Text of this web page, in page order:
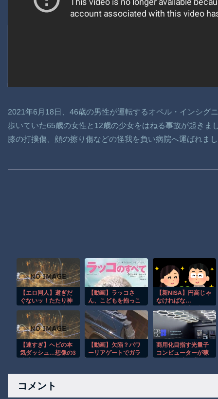
2021年6月18日、46歳の男性が運転するオペル・インシグ
歩いていた65歳の女性と12歳の少女をはねる事故が起きま
膝の打撲傷、顔の擦り傷などの怪我を負い病院へ運ばれま
【エロ同人】逝ぎだ
ぐないッ！たたり神
【因習村編 第二話】
【動画】ラッコさ
ん、こどもを抱っこ
【新NISA】円高じゃ
なければな…
損益
【速すぎ】ヘビの本
気ダッシュ…想像の3
【動画】欠陥？パワ
ーリアゲートでガラ
ア。
商用化目指す光量子
コンピューターが稼
コメント